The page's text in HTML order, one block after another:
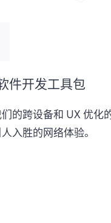
件开发工具包
的跨设备和 UX 优化
入胜的网络体验。